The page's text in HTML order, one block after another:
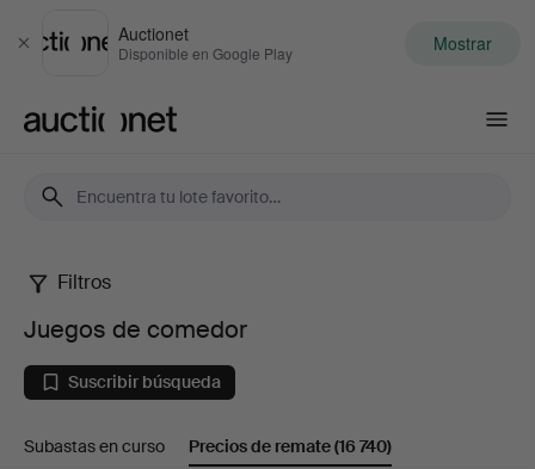
Cerrar
Auctionet
Disponible en Google Play Mostrar
Juegos
de
comedor
Filtros
Juegos de comedor
Suscribir búsqueda
Subastas en curso Precios de remate(16 740)